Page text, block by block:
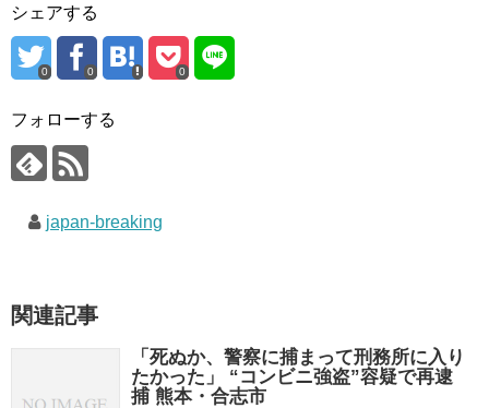
シェアする
0 0 0
フォローする
japan-breaking
関連記事
「死ぬか、警察に捕まって刑務所に入り
たかった」 “コンビニ強盗”容疑で再逮
捕 熊本・合志市